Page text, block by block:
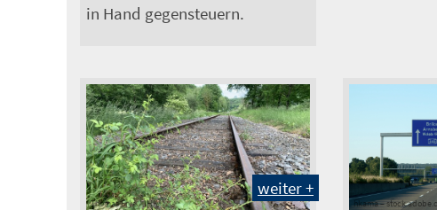
in Hand gegensteuern.
Thomas Frye / IHK
weiter +
hkama –